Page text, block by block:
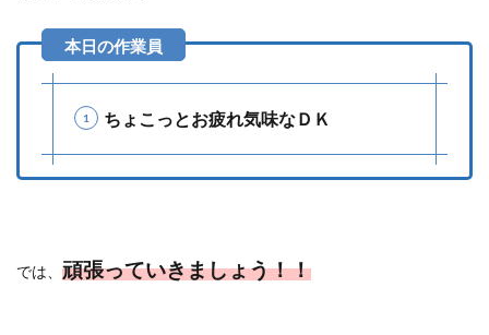
ちょこっとお疲れ気味なＤＫ
では、 頑張っていきましょう！！